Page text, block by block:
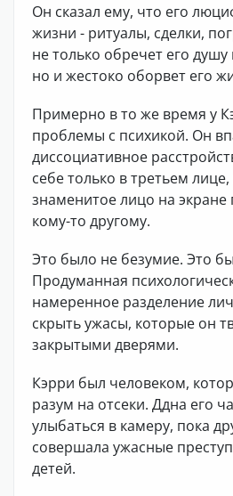
Он сказал ему, что его
жизни - ритуалы, сделки,
не только обречет его
но и жестоко оборвет его
Примерно в то же время у
проблемы с психикой. Он
диссоциативное
себе только в третьем лице,
знаменитое лицо на
кому-то другому.
Это было не безумие. Это
Продуманная
намеренное разделение
скрыть ужасы, которые он
закрытыми дверями.
Кэрри был человеком,
разум на отсеки. Ддна его
улыбаться в камеру, пока
совершала ужасные
детей.